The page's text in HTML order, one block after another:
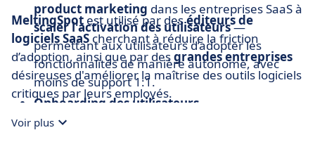
product marketing dans les entreprises SaaS à
scaler l'activation des utilisateurs—
permettant aux utilisateurs d’adopter les
fonctionnalités de manière autonome, avec
moins de support 1:1.
Onboarding des utilisateurs
MeltingSpot
MeltingSpot est utilisé par deséditeurs de
logiciels SaaS cherchant à réduire la friction
d’adoption, ainsi que par desgrandes entreprises
désireuses d'améliorer la maîtrise des outils logiciels
critiques par leurs employés.
Voir plus